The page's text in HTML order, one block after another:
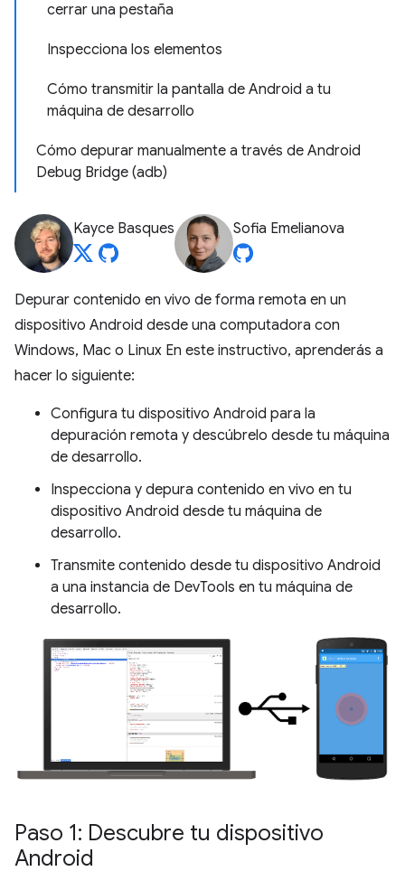
cerrar una pestaña
Inspecciona los elementos
Cómo transmitir la pantalla de Android a tu
máquina de desarrollo
Cómo depurar manualmente a través de Android
Debug Bridge (adb)
Kayce Basques Sofia Emelianova
Depurar contenido en vivo de forma remota en un
dispositivo Android desde una computadora con
Windows, Mac o Linux En este instructivo, aprenderás a
hacer lo siguiente:
Configura tu dispositivo Android para la
depuración remota y descúbrelo desde tu máquina
de desarrollo.
Inspecciona y depura contenido en vivo en tu
dispositivo Android desde tu máquina de
desarrollo.
Transmite contenido desde tu dispositivo Android
a una instancia de DevTools en tu máquina de
desarrollo.
Paso 1: Descubre tu dispositivo
Android